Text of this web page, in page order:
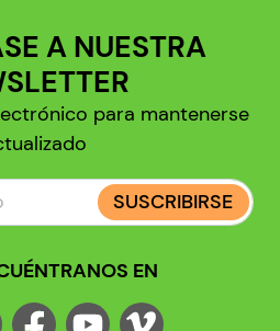
A NUESTRA
para mantenerse
SUSCRIBIRSE
EN